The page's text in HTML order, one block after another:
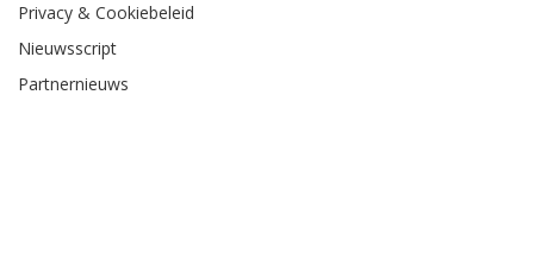
Privacy & Cookiebeleid
Nieuwsscript
Partnernieuws